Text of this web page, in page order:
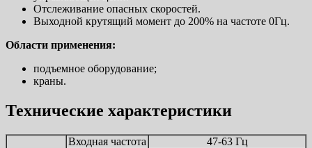
Отслеживание опасных скоростей.
Выходной крутящий момент до 200% на частоте 0Гц.
Области применения:
подъемное оборудование;
краны.
Технические характеристики
Входная частота 47-63 Гц